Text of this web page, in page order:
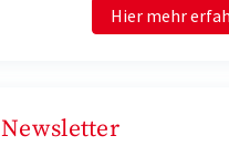
Hier mehr
Newsletter